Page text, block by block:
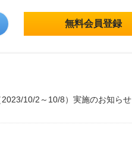
無料会員登録
10/2～10/8）実施のお知らせ